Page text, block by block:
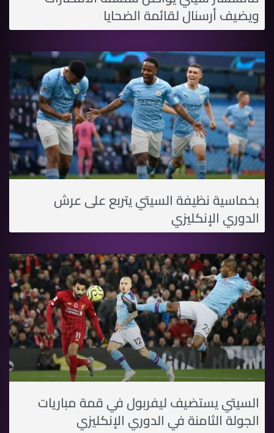
ويضيف أرسنال لقائمة الضحايا
بخماسية نظيفة السيتي يتربع على عرش
الدوري الإنكليزي
السيتي يستضيف ليفربول في قمة مباريات
الجولة الثامنة في الدوري الإنكليزي